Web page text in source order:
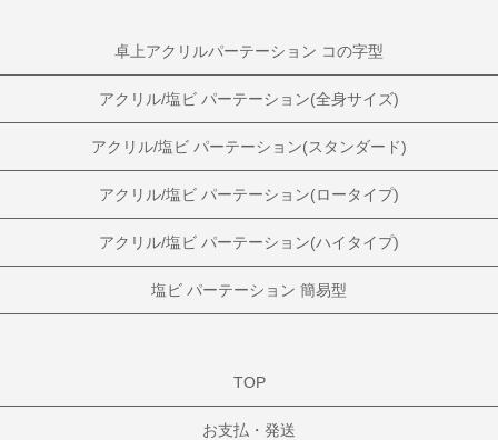
卓上アクリルパーテーション コの字型
アクリル/塩ビ パーテーション(全身サイズ)
アクリル/塩ビ パーテーション(スタンダード)
アクリル/塩ビ パーテーション(ロータイプ)
アクリル/塩ビ パーテーション(ハイタイプ)
塩ビ パーテーション 簡易型
TOP
お支払・発送